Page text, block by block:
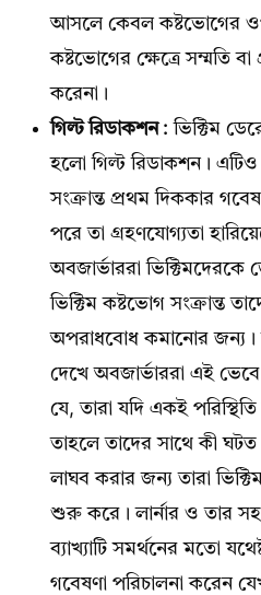
আসলে কেবল কষ্টভোগের
কষ্টভোগের ক্ষেত্রে সম্মতি
করেনা।
গিল্ট রিডাকশন : ভিক্টিম
হলো গিল্ট রিডাকশন। এটিও
সংক্রান্ত প্রথম দিককার
পরে তা গ্রহণযোগ্যতা
অবজার্ভাররা ভিক্টিমদেরকে
ভিক্টিম কষ্টভোগ সংক্রান্ত
অপরাধবোধ কমানোর জন্য।
দেখে অবজার্ভাররা এই
যে, তারা যদি একই
তাহলে তাদের সাথে কী
লাঘব করার জন্য তারা
শুরু করে। লার্নার ও তার
ব্যাখ্যাটি সমর্থনের মতো
গবেষণা পরিচালনা করেন